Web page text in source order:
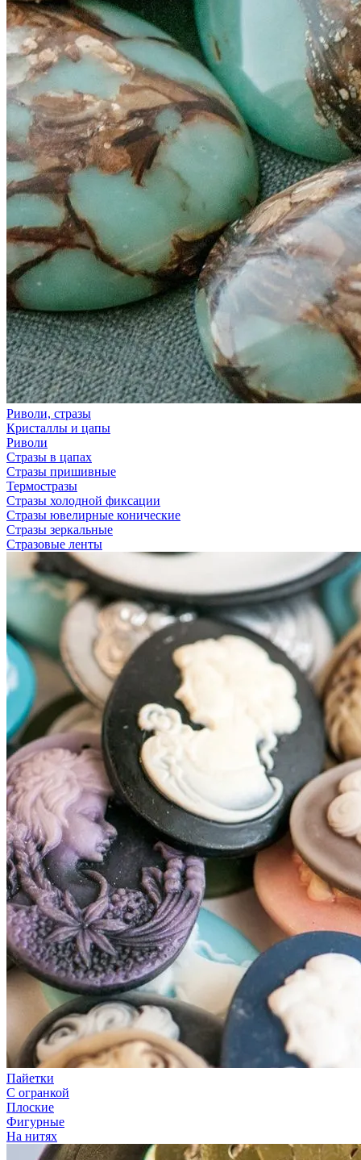
Риволи, стразы
Кристаллы и цапы
Риволи
Стразы в цапах
Стразы пришивные
Термостразы
Стразы холодной фиксации
Стразы ювелирные конические
Стразы зеркальные
Стразовые ленты
Пайетки
С огранкой
Плоские
Фигурные
На нитях